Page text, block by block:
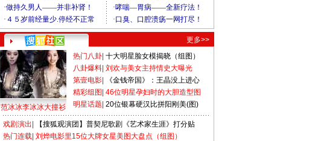
更多>>
范冰冰李冰冰大撞衫
热门八卦 十大明星脸女模揭晓（组图）
八卦爆料 刘欢与美女主持情史大曝光
第壹电影
《金钱帝国》：王晶没上进心
精彩组图 46位明星孕妇时的大胆造型图
明星话题 20位银幕硬汉比拼阳刚美(图)
戏剧演出
【搜狐观演团】普契尼歌剧《艺术家生涯》打分贴
热门连载 刘烨电影里15位大牌女星美图大盘点（组图）